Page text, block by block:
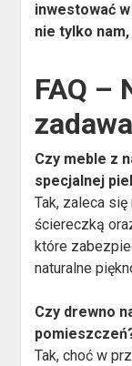
inwestować
nie tylko
FAQ –
Czy meble z
specjalnej
Tak, zaleca
ściereczką
które
naturalne
Czy drewno
Tak, choć w